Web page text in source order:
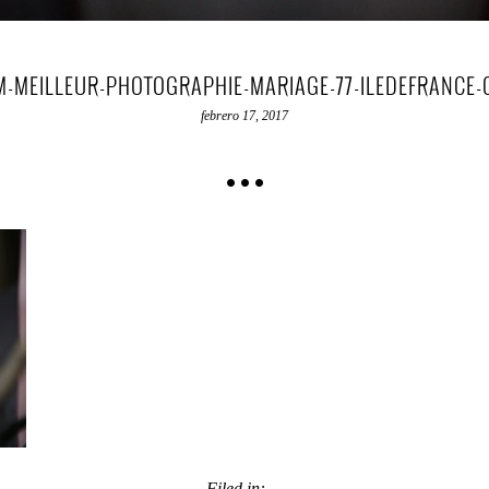
MEILLEUR-PHOTOGRAPHIE-MARIAGE-77-
febrero 17, 2017